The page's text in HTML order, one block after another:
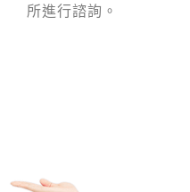
所進行諮詢。